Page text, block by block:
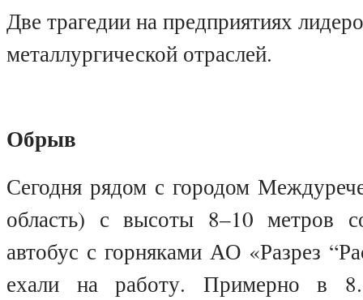
Две трагедии на предприятиях
металлургической отраслей.
Обрыв
Сегодня рядом с городом
область) с высоты 8–10 метров
автобус с горняками АО «Разрез
ехали на работу. Примерно в